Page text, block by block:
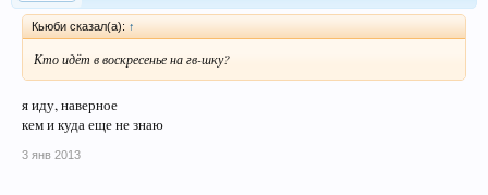
Кьюби сказал(а): ↑
Кто идёт в воскресенье на гв-шку?
я иду, наверное
кем и куда еще не знаю
3 янв 2013